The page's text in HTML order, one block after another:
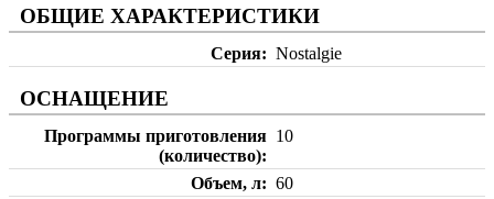
ОБЩИЕ ХАРАКТЕРИСТИКИ
Серия Nostalgie
ОСНАЩЕНИЕ
Программы приготовления
(количество)
10
Объем, л
60